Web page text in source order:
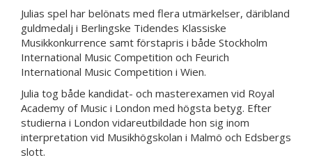
Julias spel har belönats med flera utmärkelser, däribland
guldmedalj i Berlingske Tidendes Klassiske
Musikkonkurrence samt förstapris i både Stockholm
International Music Competition och Feurich
International Music Competition i Wien.
Julia tog både kandidat- och masterexamen vid Royal
Academy of Music i London med högsta betyg. Efter
studierna i London vidareutbildade hon sig inom
interpretation vid Musikhögskolan i Malmö och Edsbergs
slott.